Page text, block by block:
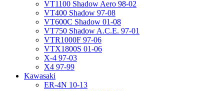
VT1100 Shadow Aero 98-02
VT400 Shadow 97-08
VT600C Shadow 01-08
VT750 Shadow A.C.E. 97-01
VTR1000F 97-06
VTX1800S 01-06
X-4 97-03
X4 97-99
Kawasaki
ER-4N 10-13